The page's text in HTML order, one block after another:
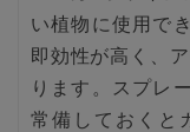
い植物に使用で
即効性が高く、
ります。スプレ
常備しておくと